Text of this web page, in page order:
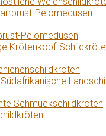
Pelomedusen
Pelomedusen
Krötenkopf-
Schmuckschildkröten